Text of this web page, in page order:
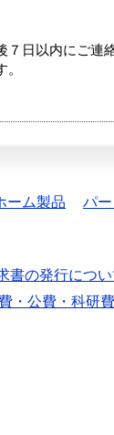
日以内にご
ーム製品 パ
書の発行につい
・公費・科研